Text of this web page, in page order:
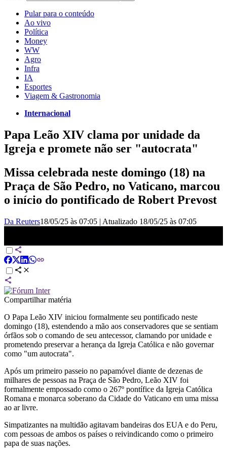
Pular para o conteúdo
Ao vivo
Política
Money
WW
Agro
Infra
IA
Esportes
Viagem & Gastronomia
Internacional
Papa Leão XIV clama por unidade da
Igreja e promete não ser "autocrata"
Missa celebrada neste domingo (18) na
Praça de São Pedro, no Vaticano, marcou
o início do pontificado de Robert Prevost
Da Reuters18/05/25 às 07:05 | Atualizado 18/05/25 às 07:05
Compartilhar matéria
O Papa Leão XIV iniciou formalmente seu pontificado neste
domingo (18), estendendo a mão aos conservadores que se sentiam
órfãos sob o comando de seu antecessor, clamando por unidade e
prometendo preservar a herança da Igreja Católica e não governar
como "um autocrata".
Após um primeiro passeio no papamóvel diante de dezenas de
milhares de pessoas na Praça de São Pedro, Leão XIV foi
formalmente empossado como o 267º pontífice da Igreja Católica
Romana e monarca soberano da Cidade do Vaticano em uma missa
ao ar livre.
Simpatizantes na multidão agitavam bandeiras dos EUA e do Peru,
com pessoas de ambos os países o reivindicando como o primeiro
papa de suas nações.